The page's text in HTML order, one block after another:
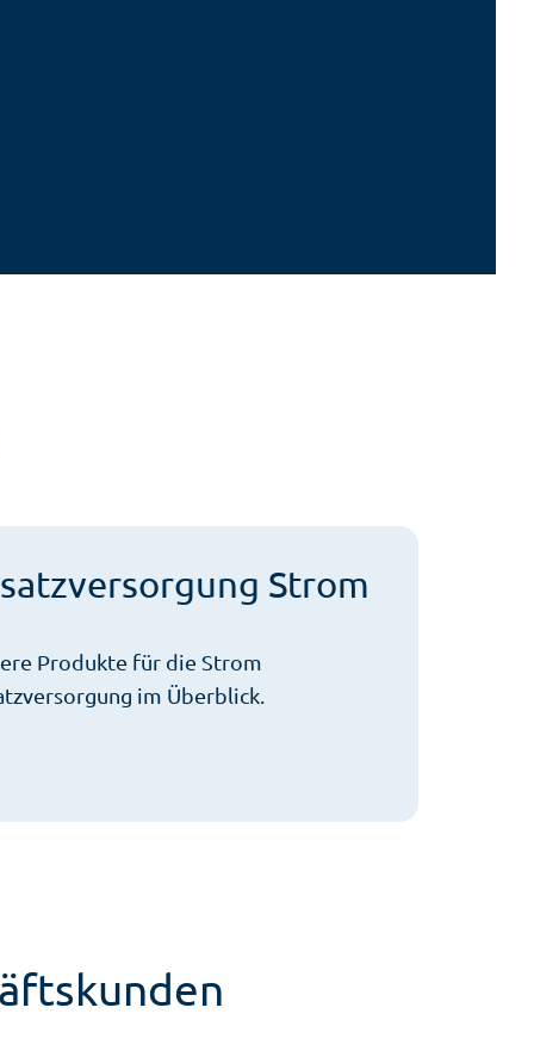
Strom
Produkte für die Strom
im Überblick.